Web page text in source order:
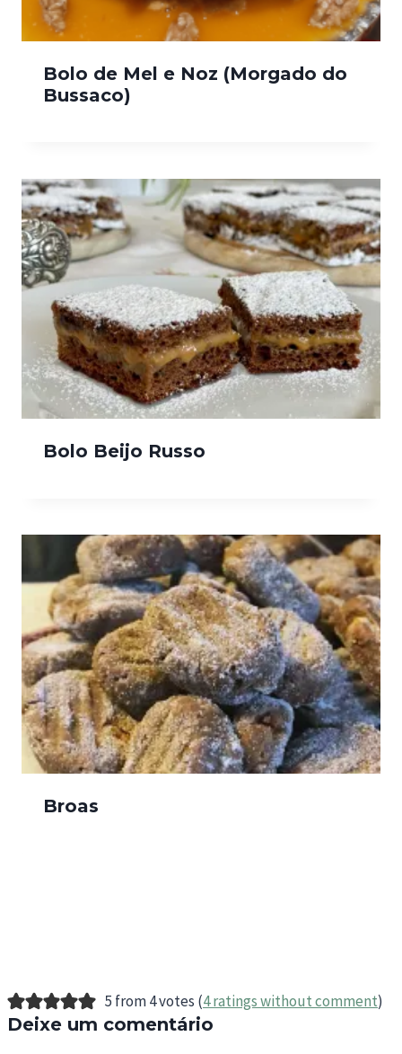
Bolo de Mel e Noz (Morgado do
Bussaco)
Bolo Beijo Russo
Broas
5 from 4 votes (4 ratings without comment)
Deixe um comentário